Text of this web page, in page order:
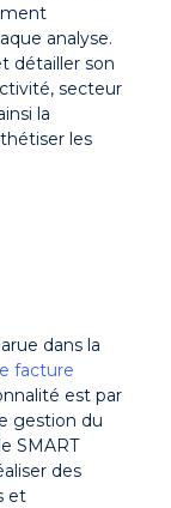
analyse.
détailler son
secteur
la
les
dans la
facture
est par
gestion du
SMART
des
et